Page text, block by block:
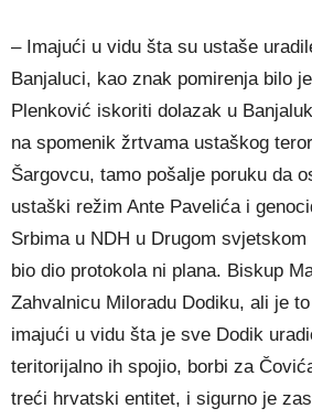
– Imajući u vidu šta su ustaše
Banjaluci, kao znak pomirenja bilo
Plenković iskoriti dolazak u
na spomenik žrtvama ustaškog
Šargovcu, tamo pošalje poruku da
ustaški režim Ante Pavelića i
Srbima u NDH u Drugom
bio dio protokola ni plana. Biskup
Zahvalnicu Miloradu Dodiku, ali je
imajući u vidu šta je sve Dodik
teritorijalno ih spojio, borbi za
treći hrvatski entitet, i sigurno je